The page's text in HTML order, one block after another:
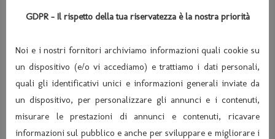
GDPR - Il rispetto della tua riservatezza è la nostra priorità
Noi e i nostri fornitori archiviamo informazioni quali cookie su
un dispositivo (e/o vi accediamo) e trattiamo i dati personali,
quali gli identificativi unici e informazioni generali inviate da
un dispositivo, per personalizzare gli annunci e i contenuti,
misurare le prestazioni di annunci e contenuti, ricavare
informazioni sul pubblico e anche per sviluppare e migliorare i